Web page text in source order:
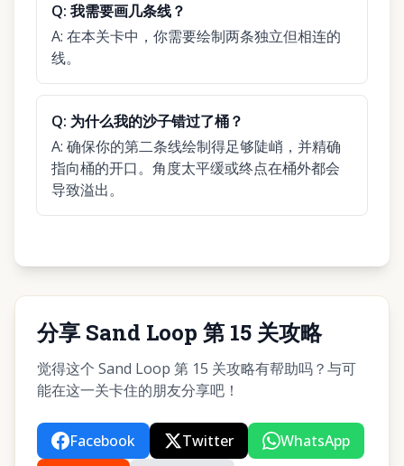
Q: 我需要画几条线？
A: 在本关卡中，你需要绘制两条独立但相连的
线。
Q: 为什么我的沙子错过了桶？
A: 确保你的第二条线绘制得足够陡峭，并精确
指向桶的开口。角度太平缓或终点在桶外都会
导致溢出。
分享 Sand Loop 第 15 关攻略
觉得这个 Sand Loop 第 15 关攻略有帮助吗？与可
能在这一关卡住的朋友分享吧！
Facebook Twitter
WhatsApp